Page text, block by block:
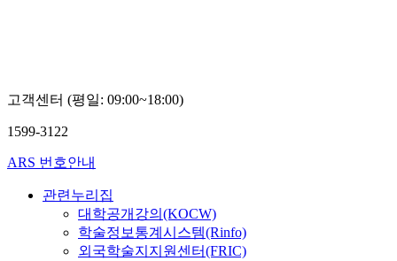
고객센터 (평일: 09:00~18:00)
1599-3122
ARS 번호안내
관련누리집
대학공개강의(KOCW)
학술정보통계시스템(Rinfo)
외국학술지지원센터(FRIC)